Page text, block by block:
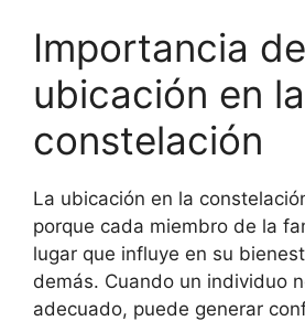
Importancia
ubicación en la
constelación
La ubicación en la
porque cada miembro de la
lugar que influye en su
demás. Cuando un individuo
adecuado, puede generar